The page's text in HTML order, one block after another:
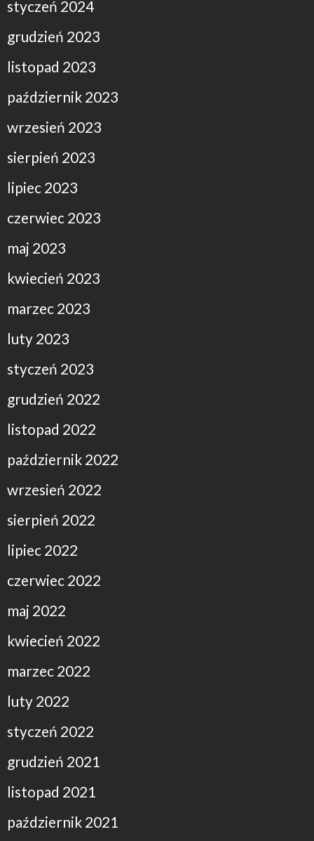
styczeń 2024
grudzień 2023
listopad 2023
październik 2023
wrzesień 2023
sierpień 2023
lipiec 2023
czerwiec 2023
maj 2023
kwiecień 2023
marzec 2023
luty 2023
styczeń 2023
grudzień 2022
listopad 2022
październik 2022
wrzesień 2022
sierpień 2022
lipiec 2022
czerwiec 2022
maj 2022
kwiecień 2022
marzec 2022
luty 2022
styczeń 2022
grudzień 2021
listopad 2021
październik 2021